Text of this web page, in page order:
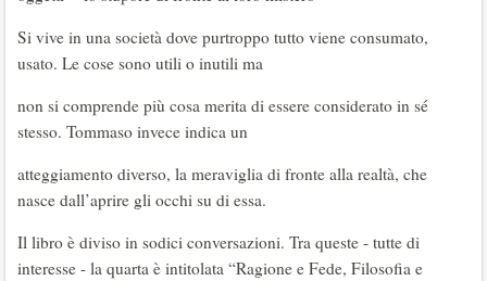
Si vive in una società dove purtroppo tutto viene consumato,
usato. Le cose sono utili o inutili ma
non si comprende più cosa merita di essere considerato in sé
stesso. Tommaso invece indica un
atteggiamento diverso, la meraviglia di fronte alla realtà, che
nasce dall’aprire gli occhi su di essa.
Il libro è diviso in sodici conversazioni. Tra queste - tutte di
interesse - la quarta è intitolata “Ragione e Fede, Filosofia e